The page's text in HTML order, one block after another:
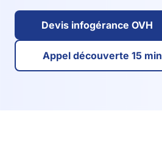
Devis infogérance OVH
Appel découverte 15 min